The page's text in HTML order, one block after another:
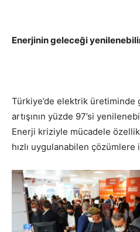
Enerjinin geleceği
Türkiye’de elektrik üretiminde
artışının yüzde 97’si
Enerji kriziyle mücadele
hızlı uygulanabilen çözümlere